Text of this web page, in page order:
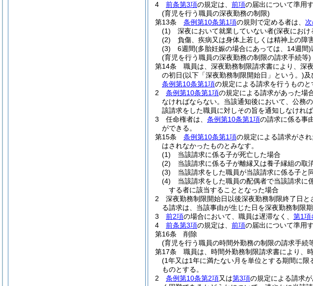
4
前条第3項の規定は、 前項の届出について準用す
(育児を行う職員の深夜勤務の制限)
第13条
条例第10条第1項の規則で定める者は、
(1)
深夜において就業していない者(深夜におけ
(2)
負傷、疾病又は身体上若しくは精神上の障
(3)
6週間(多胎妊娠の場合にあっては、14週間)
(育児を行う職員の深夜勤務の制限の請求手続等)
第14条
職員は、深夜勤務制限請求書により、深
の初日(以下「深夜勤務制限開始日」という。)及
条例第10条第1項の規定による請求を行うものと
2
条例第10条第1項の規定による請求があった場
なければならない。 当該通知後において、公務
該請求をした職員に対しその旨を通知しなければ
3
任命権者は、 条例第10条第1項の請求に係る事
ができる。
第15条
条例第10条第1項の規定による請求がさ
はされなかったものとみなす。
(1)
当該請求に係る子が死亡した場合
(2)
当該請求に係る子が離縁又は養子縁組の取
(3)
当該請求をした職員が当該請求に係る子と
(4)
当該請求をした職員の配偶者で当該請求に
する者に該当することとなった場合
2
深夜勤務制限開始日以後深夜勤務制限終了日と
る請求は、当該事由が生じた日を深夜勤務制限
3
前2項の場合において、職員は遅滞なく、 第1項
4
前条第3項の規定は、 前項の届出について準用す
第16条
削除
(育児を行う職員の時間外勤務の制限の請求手続
第17条
職員は、時間外勤務制限請求書により、
(1年又は1年に満たない月を単位とする期間に限
ものとする。
2
条例第10条第2項又は第3項の規定による請求